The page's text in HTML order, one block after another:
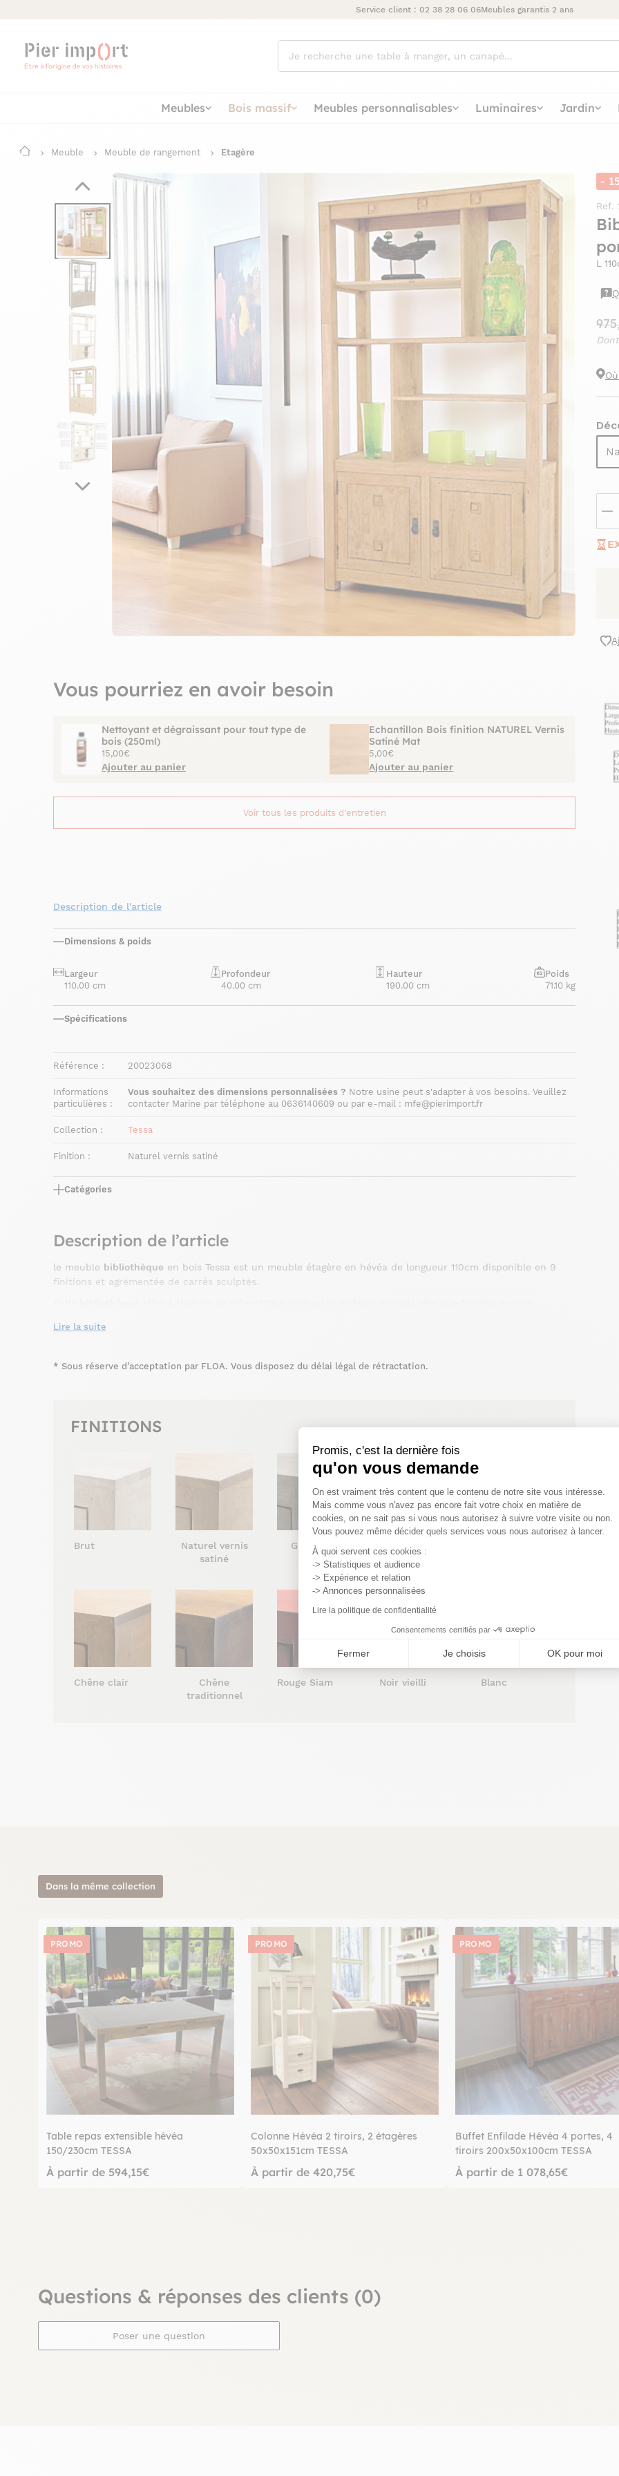
Promis, c'est la dernière fois
qu'on vous demande
Plateforme de Gestion du
On est vraiment très content que le contenu de notre site vous intéresse.
Mais comme vous n'avez pas encore fait votre choix en matière de
cookies, on ne sait pas si vous nous autorisez à suivre votre visite ou non.
Vous pouvez même décider quels services vous nous autorisez à lancer.
À quoi servent ces cookies :
-> Statistiques et audience
-> Expérience et relation
-> Annonces personnalisées
Lire la politique de confidentialité
Consentements certifiés par
Fermer Je choisis OK pour moi
Service client : 02 38 28 06 06Meubles garantis 2 ans
cherchez
vous ?
Meubles Bois massif Meubles personnalisables Luminaires Jardin
Meuble Meuble de rangement Etagère
-
Ref.
L
Vous pourriez en avoir besoin
Nettoyant et dégraissant pour tout type de
bois (250ml)
15,00€
Ajouter au panier
Echantillon Bois finition NATUREL Vernis
Satiné Mat
5,00€
Ajouter au panier
Voir tous les produits d'entretien
Description de l'article
Dimensions & poids
Largeur
110.00 cm
Profondeur
40.00 cm
Hauteur
190.00 cm
Poids
71.10 kg
Spécifications
Référence : 20023068
Informations
particulières :
Vous souhaitez des dimensions personnalisées ? Notre usine peut s'adapter à vos besoins. Veuillez
contacter Marine par téléphone au 0636140609 ou par e-mail : mfe@pierimport.fr
Collection : Tessa
Finition : Naturel vernis satiné
Catégories
Description de l’article
le meuble bibliothèque en bois Tessa est un meuble étagère en hévéa de longueur 110cm disponible en 9
finitions et agrémentée de carrés sculptés.
chambre.
Lire la suite
* Sous réserve d'acceptation par FLOA. Vous disposez du délai légal de rétractation.
FINITIONS
Brut
Naturel vernis
satiné
Gris vernis
satiné
Cendré vernis
Chêne clair
Chêne
traditionnel
Rouge Siam Noir vieilli Blanc
Dans la même collection
PROMO
Table repas extensible hévéa
150/230cm TESSA
À partir de 594,15€
PROMO
Colonne Hévéa 2 tiroirs, 2 étagères
50x50x151cm TESSA
À partir de 420,75€
PROMO
Buffet Enfilade Hévéa 4 portes, 4
tiroirs 200x50x100cm TESSA
À partir de 1 078,65€
Questions & réponses des clients (0)
Poser une question